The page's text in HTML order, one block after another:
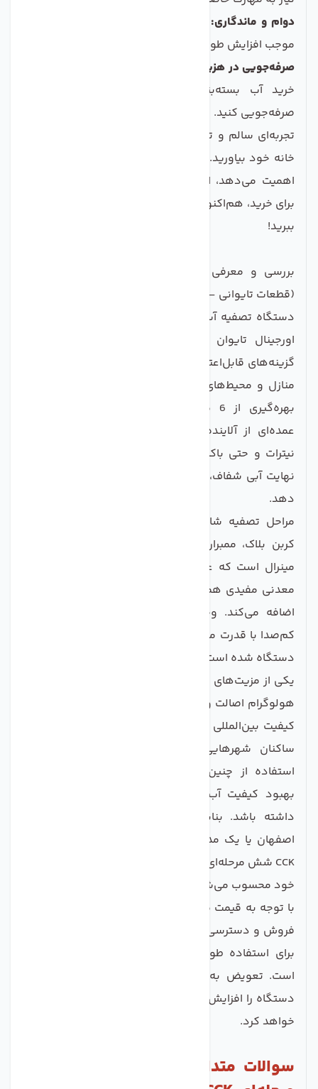
دوام و ماندگاری:
موجب افزایش طول عمر سیستم می‌شود.
صرفه‌جویی در هزینه:
خرید آب بسته‌بندی صرف‌نظر کنید و در هزینه‌ها
صرفه‌جویی کنید.
خانه خود بیاورید. برای هر خانواده‌ای که به سلامت خود
اهمیت می‌دهد، این محصول یک انتخاب ایده‌آل است.
برای خرید، هم‌اکنون اقدام کنید و از آبی پاک و سالم لذت
ببرید!
(قطعات تایوانی – مونتاژ ایران)
اورجینال تایوان و مونتاژ باکیفیت در ایران، یکی از
گزینه‌های قابل‌اعتماد برای بهبود کیفیت آب آشامیدنی در
منازل و محیط‌های کاری به شمار می‌آید. این سیستم با
بهره‌گیری از 6 مرحله فیلتراسیون، قادر است بخش
عمده‌ای از آلاینده‌ها، ذرات معلق، کلر، فلزات سنگین،
نیترات و حتی باکتری‌ها و ویروس‌ها را حذف کند و در
نهایت آبی شفاف، سالم و خوش‌طعم در اختیار کاربر قرار
دهد.
مراحل تصفیه شامل فیلتر الیافی، کربن فعال گرانولی،
کربن بلاک، ممبران اسمز معکوس، پست کربن و فیلتر
مینرال است که علاوه بر تصفیه، در مرحله پایانی املاح
معدنی مفیدی همچون کلسیم و منیزیم را مجدداً به آب
اضافه می‌کند. وجود ممبران تایوانی باکیفیت و پمپ
کم‌صدا با قدرت مناسب، باعث افزایش کارایی و طول عمر
دستگاه شده است.
یکی از مزیت‌های این مدل، استفاده از قطعات تایوانی با
هولوگرام اصالت و مونتاژ دقیق در ایران است که ترکیب
کیفیت بین‌المللی با هزینه مناسب را فراهم می‌کند. برای
ساکنان شهرهایی با سختی آب بالا مانند اصفهان،
استفاده از چنین دستگاهی می‌تواند تأثیر زیادی در
بهبود کیفیت آب و کاهش رسوبات در لوازم خانگی
داشته باشد. بنابراین اگر به دنبال خرید تصفیه آب
اصفهان یا یک مدل معتبر از تصفیه آب تایوان هستید،
CCK شش مرحله‌ای یکی از بهترین انتخاب‌ها در بازه قیمتی
خود محسوب می‌شود.
با توجه به قیمت مناسب نسبت به کیفیت، خدمات پس از
فروش و دسترسی آسان به فیلترهای یدکی، این دستگاه
برای استفاده طولانی‌مدت گزینه‌ای اقتصادی و مطمئن
است. تعویض به‌موقع فیلترها و نگهداری صحیح، عمر
دستگاه را افزایش داده و کیفیت آب مصرفی شما را حفظ
خواهد کرد.